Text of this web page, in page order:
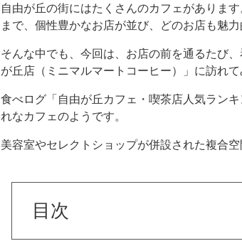
自由が丘の街にはたくさんのカフェがありま
まで、個性豊かなお店が並び、どのお店も魅
そんな中でも、今回は、お店の前を通るたび
が丘店（ミニマルマートコーヒー）」に訪れ
食べログ「自由が丘カフェ・喫茶店人気ラン
れなカフェのようです。
美容室やセレクトショップが併設された複合
目次